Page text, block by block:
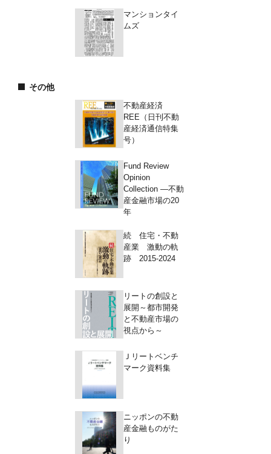
マンションタイ
ムズ
その他
不動産経済
REE（日刊不動
産経済通信特集
号）
Fund Review
Opinion
Collection ―不動
産金融市場の20
年
続 住宅・不動
産業 激動の軌
跡 2015-2024
リートの創設と
展開～都市開発
と不動産市場の
視点から～
Ｊリートベンチ
マーク資料集
ニッポンの不動
産金融ものがた
り